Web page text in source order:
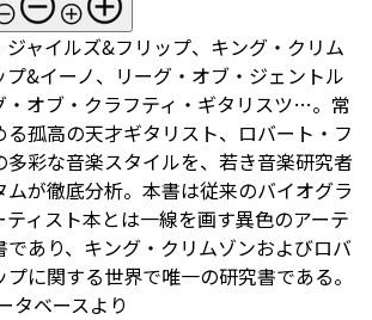
ジャイルズ&フリップ、キング・クリム
プ&イーノ、リーグ・オブ・ジェントル
・オブ・クラフティ・ギタリスツ…。常
る孤高の天才ギタリスト、ロバート・フ
多彩な音楽スタイルを、若き音楽研究者
ムが徹底分析。本書は従来のバイオグラ
ティスト本とは一線を画す異色のアーテ
であり、キング・クリムゾンおよびロバ
に関する世界で唯一の研究書である。
タベースより